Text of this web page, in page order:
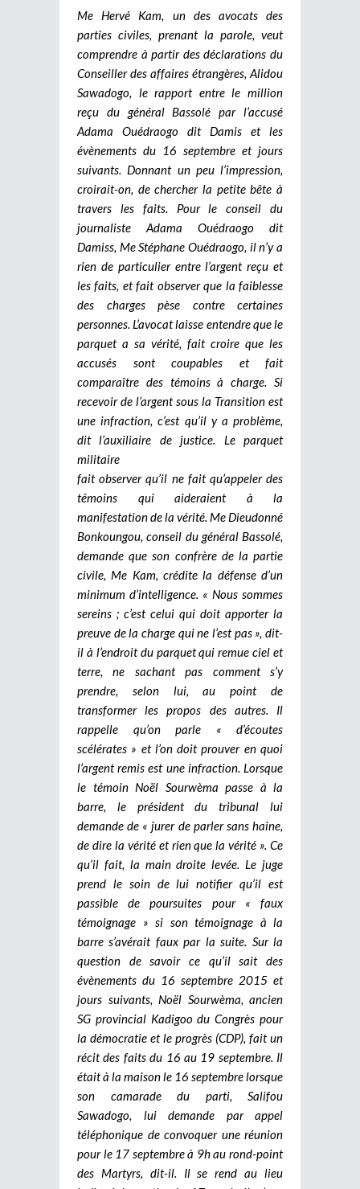
Me Hervé Kam, un des avocats des
parties civiles, prenant la parole, veut
comprendre à partir des déclarations du
Conseiller des affaires étrangères, Alidou
Sawadogo, le rapport entre le million
reçu du général Bassolé par l’accusé
Adama Ouédraogo dit Damis et les
évènements du 16 septembre et jours
suivants. Donnant un peu l’impression,
croirait-on, de chercher la petite bête à
travers les faits. Pour le conseil du
journaliste Adama Ouédraogo dit
Damiss, Me Stéphane Ouédraogo, il n’y a
rien de particulier entre l’argent reçu et
les faits, et fait observer que la faiblesse
des charges pèse contre certaines
personnes. L’avocat laisse entendre que le
parquet a sa vérité, fait croire que les
accusés sont coupables et fait
comparaître des témoins à charge. Si
recevoir de l’argent sous la Transition est
une infraction, c’est qu’il y a problème,
dit l’auxiliaire de justice. Le parquet
militaire
fait observer qu’il ne fait qu’appeler des
témoins qui aideraient à la
manifestation de la vérité. Me Dieudonné
Bonkoungou, conseil du général Bassolé,
demande que son confrère de la partie
civile, Me Kam, crédite la défense d’un
minimum d’intelligence. « Nous sommes
sereins ; c’est celui qui doit apporter la
preuve de la charge qui ne l’est pas », dit-
il à l’endroit du parquet qui remue ciel et
terre, ne sachant pas comment s’y
prendre, selon lui, au point de
transformer les propos des autres. Il
rappelle qu’on parle « d’écoutes
scélérates » et l’on doit prouver en quoi
l’argent remis est une infraction. Lorsque
le témoin Noël Sourwèma passe à la
barre, le président du tribunal lui
demande de « jurer de parler sans haine,
de dire la vérité et rien que la vérité ». Ce
qu’il fait, la main droite levée. Le juge
prend le soin de lui notifier qu’il est
passible de poursuites pour « faux
témoignage » si son témoignage à la
barre s’avérait faux par la suite. Sur la
question de savoir ce qu’il sait des
évènements du 16 septembre 2015 et
jours suivants, Noël Sourwèma, ancien
SG provincial Kadigoo du Congrès pour
la démocratie et le progrès (CDP), fait un
récit des faits du 16 au 19 septembre. Il
était à la maison le 16 septembre lorsque
son camarade du parti, Salifou
Sawadogo, lui demande par appel
téléphonique de convoquer une réunion
pour le 17 septembre à 9h au rond-point
des Martyrs, dit-il. Il se rend au lieu